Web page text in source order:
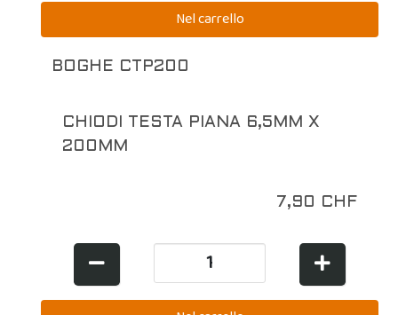
BOGHE CTP200
CHIODI TESTA PIANA 6,5MM X
200MM
7,90 CHF